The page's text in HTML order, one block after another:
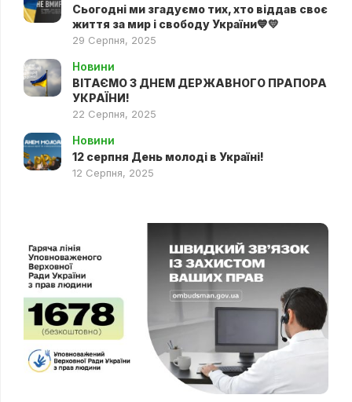
Сьогодні ми згадуємо тих, хто віддав своє
життя за мир і свободу України💙💛
29 Серпня, 2025
Новини
ВІТАЄМО З ДНЕМ ДЕРЖАВНОГО ПРАПОРА
УКРАЇНИ!
22 Серпня, 2025
Новини
12 серпня День молоді в Україні!
12 Серпня, 2025